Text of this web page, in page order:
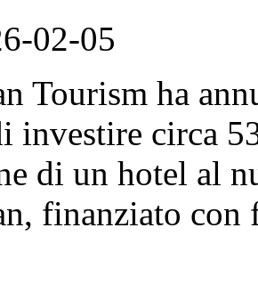
02-05
Tourism ha
investire circa
di un hotel al
finanziato